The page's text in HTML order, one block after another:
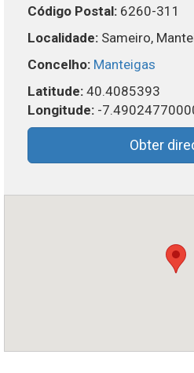
Código Postal: 6260-311
Localidade: Sameiro,
Concelho: Manteigas
Latitude: 40.4085393
Longitude: -
Obter